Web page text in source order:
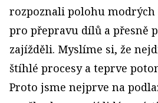
rozpoznali polohu modrých
pro přepravu dílů a přesně
zajížděli. Myslíme si, že
štíhlé procesy a teprve
Proto jsme nejprve na